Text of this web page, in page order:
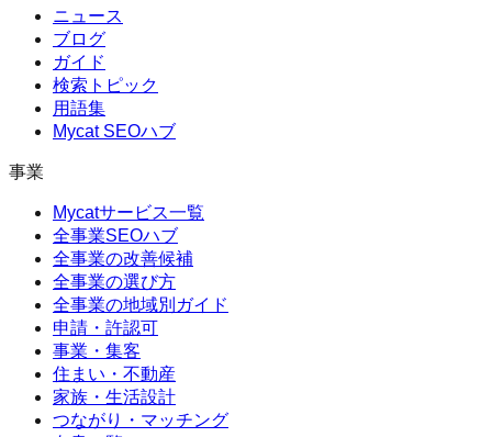
ニュース
ブログ
ガイド
検索トピック
用語集
Mycat SEOハブ
事業
Mycatサービス一覧
全事業SEOハブ
全事業の改善候補
全事業の選び方
全事業の地域別ガイド
申請・許認可
事業・集客
住まい・不動産
家族・生活設計
つながり・マッチング